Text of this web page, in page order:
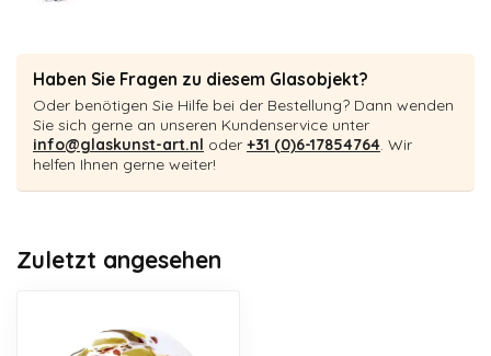
Haben Sie Fragen zu diesem Glasobjekt?
Oder benötigen Sie Hilfe bei der Bestellung? Dann wenden
Sie sich gerne an unseren Kundenservice unter
info@glaskunst-art.nl oder +31 (0)6-17854764. Wir
helfen Ihnen gerne weiter!
Zuletzt angesehen